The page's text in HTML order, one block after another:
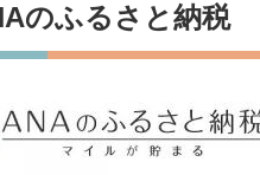
のふるさと納税